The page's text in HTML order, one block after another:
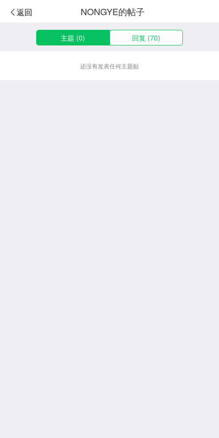
返回 NONGYE的帖子
主题 (0) 回复 (70)
还没有发表任何主题贴